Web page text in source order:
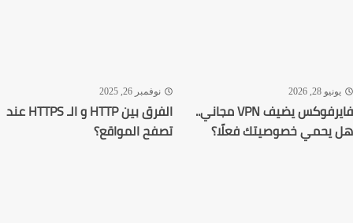
28, 2026
فايرفوكس يضيف VPN مجاني..
خصوصيتك فعلًا؟
نوفمبر 26, 2025
الفرق بين HTTP و الـ HTTPS عند
تصفح المواقع؟